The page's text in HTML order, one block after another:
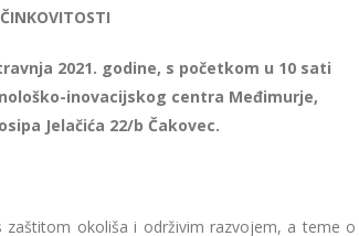
2021. godine, s početkom u 10 sati
inovacijskog centra Međimurje,
Jelačića 22/b Čakovec.
zaštitom okoliša i održivim razvojem, a teme